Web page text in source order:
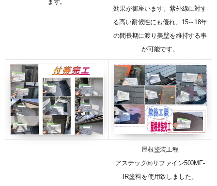
ます。
効果が御座います。紫外線に対す
る高い耐候性にも優れ、15～18年
の間長期に渡り美壁を維持する事
が可能です。
屋根塗装工程
アステック㈱リファイン500MF-
IR塗料を使用致しました。